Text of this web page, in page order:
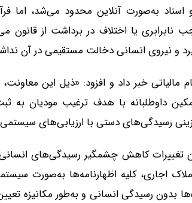
و اسناد به‌صورت آنلاین محدود می‌شد،
یا اختلاف در برداشت از قانون
و نیروی انسانی دخالت مستقیمی در آن
مالیاتی خبر داد و افزود: «ذیل این
داوطلبانه با هدف ترغیب مودیان به
رسیدگی‌های دستی با ارزیابی‌های
تغییرات کاهش چشمگیر رسیدگی‌های
املاک اجاری، کلیه اظهارنامه‌ها به‌صورت
از ۸۰ درصد پرونده‌ها بدون رسیدگی انسانی و به‌طور